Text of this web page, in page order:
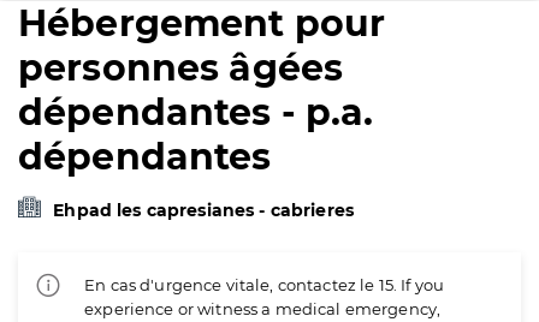
Hébergement pour
personnes âgées
dépendantes - p.a.
dépendantes
Ehpad les capresianes - cabrieres
En cas d'urgence vitale, contactez le 15. If you
experience or witness a medical emergency,